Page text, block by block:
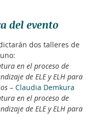
del evento
dos talleres de
en el proceso de
de ELE y ELH para
– Claudia Demkura
en el proceso de
de ELE y ELH para